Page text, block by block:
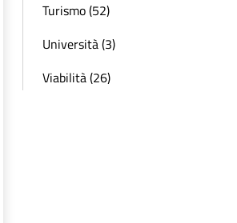
Turismo (52)
Università (3)
Viabilità (26)